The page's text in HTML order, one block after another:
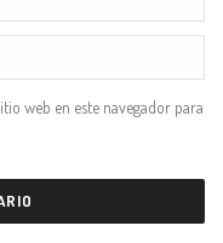
web en este navegador para